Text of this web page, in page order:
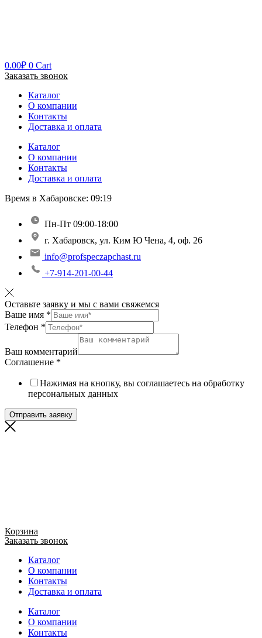
0.00₽ 0 Cart
Заказать звонок
Каталог
О компании
Контакты
Доставка и оплата
Каталог
О компании
Контакты
Доставка и оплата
Время в Хабаровске: 09:19
Пн-Пт 09:00-18:00
г. Хабаровск, ул. Ким Ю Чена, 4, оф. 26
info@profspeczapchast.ru
+7-914-201-00-44
Оставьте заявку и мы с вами свяжемся
Ваше имя *
Телефон *
Ваш комментарий
Соглашение *
Нажимая на кнопку, вы соглашаетесь на обработку
персональных данных
Отправить заявку
Корзина
Заказать звонок
Каталог
О компании
Контакты
Доставка и оплата
Каталог
О компании
Контакты